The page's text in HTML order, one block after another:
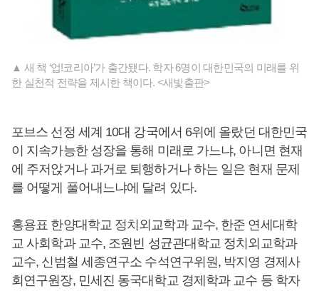
▲ 새 책 ‘업!코리아’가 출간됐다. 학자 6명이 대한민국의 미래를 위
한 실천적 전략을 제시한 책이다. <새빛출판>
포브스 선정 세계 10대 강국에서 6위에 올랐던 대한민국
이 지속가능한 성장을 통해 미래로 가느냐, 아니면 현재
에 주저앉거나 과거로 퇴행하거나 하는 일은 현재 문제
를 어떻게 풀어내느냐에 달려 있다.
홍용표 한양대학교 정치외교학과 교수, 한준 연세대학
교 사회학과 교수, 조원빈 성균관대학교 정치외교학과
교수, 신범철 세종연구소 수석연구위원, 박지영 경제사
회연구원장, 민세진 동국대학교 경제학과 교수 등 학자